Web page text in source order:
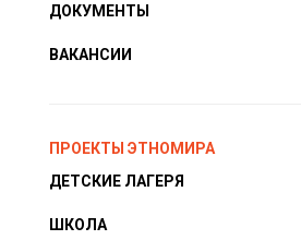
ДОКУМЕНТЫ
ВАКАНСИИ
ПРОЕКТЫ ЭТНОМИРА
ДЕТСКИЕ ЛАГЕРЯ
ШКОЛА